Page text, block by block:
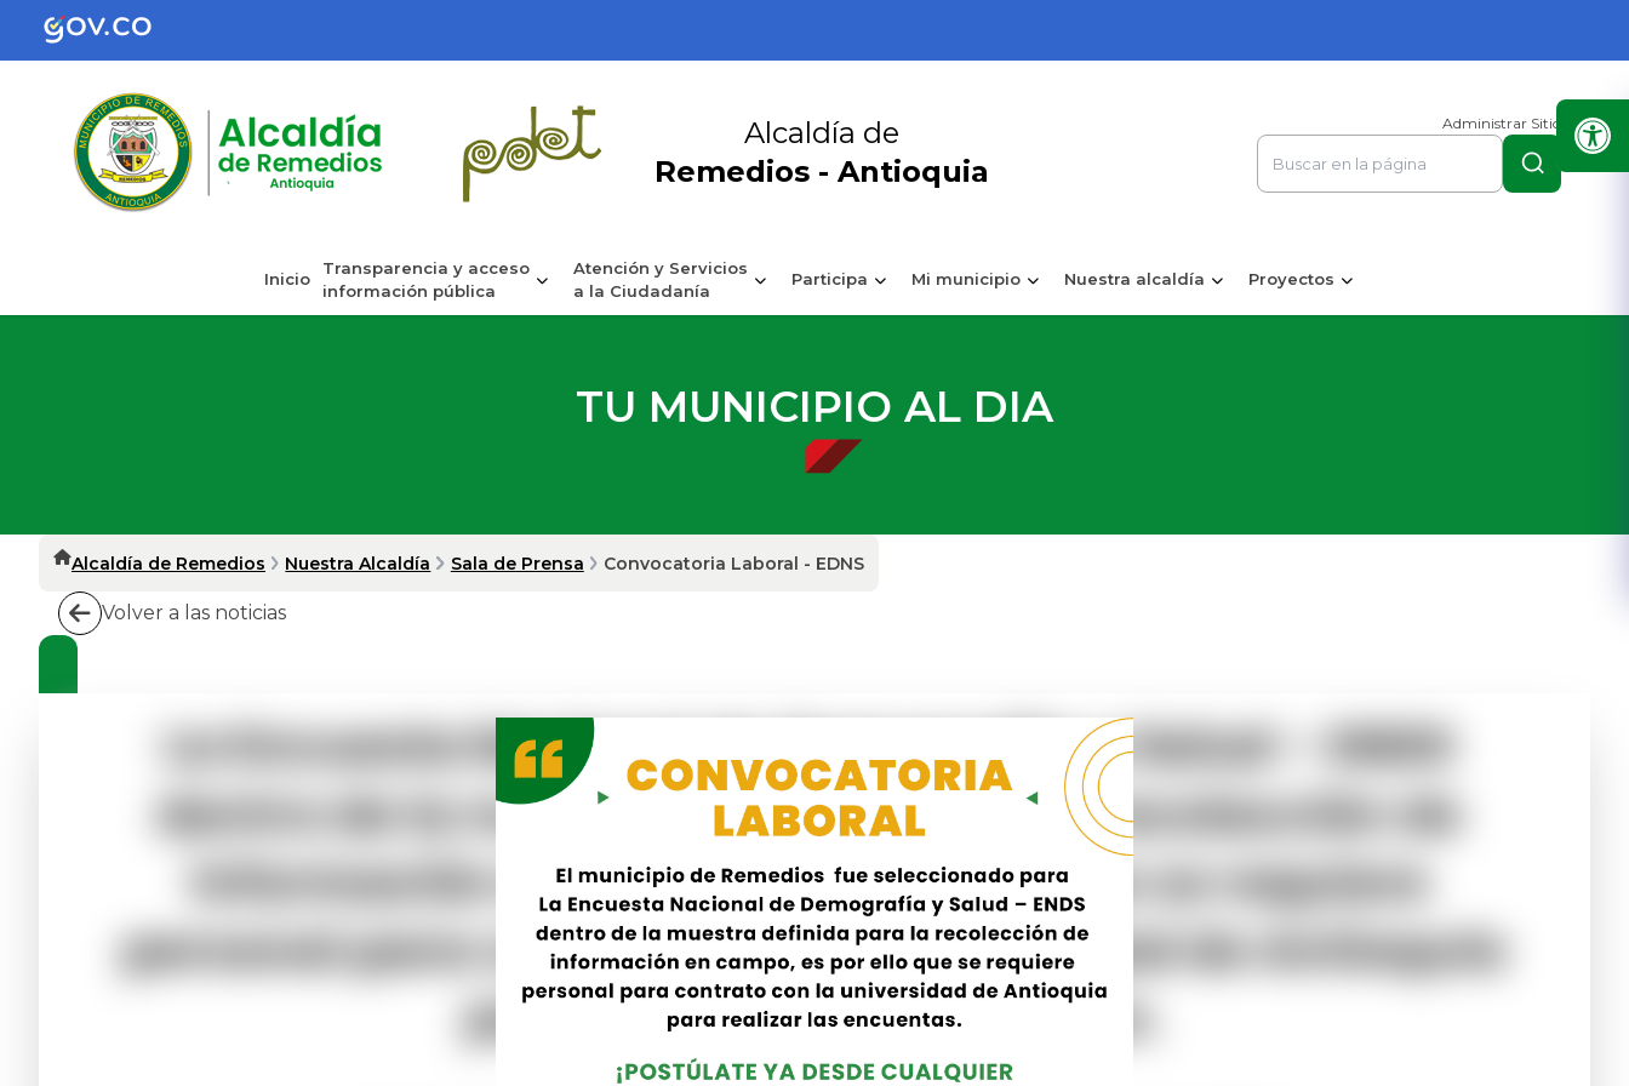
Alcaldía de
Remedios - Antioquia
Administrar Sitio
Inicio
Transparencia y acceso
información pública
Atención y Servicios
a la Ciudadanía
Participa Mi municipio Nuestra alcaldía Proyectos
TU MUNICIPIO AL DIA
Alcaldía de Remedios Nuestra Alcaldía Sala de Prensa Convocatoria Laboral - EDNS
Volver a las noticias